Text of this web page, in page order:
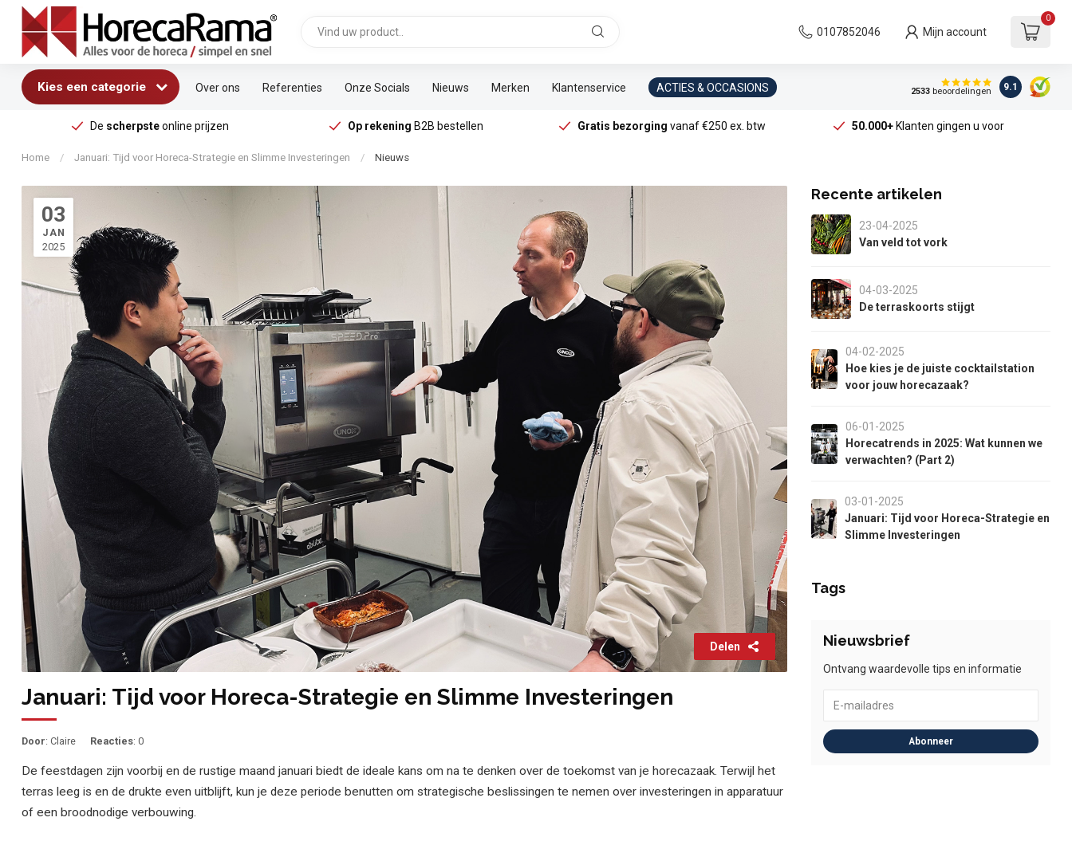
0107852046 Mijn account
0
Kies een categorie Over ons Referenties Onze Socials Nieuws Merken Klantenservice ACTIES & OCCASIONS 2533beoordelingen 9.1
De scherpsteonline prijzen Op rekening B2B bestellen Gratis bezorging vanaf €250 ex. btw 50.000+Klanten gingen u voor
Home / Januari: Tijd voor Horeca-Strategie en Slimme Investeringen / Nieuws
03
JAN
2025
Delen
Januari: Tijd voor Horeca-Strategie en Slimme Investeringen
Door: Claire Reacties: 0
De feestdagen zijn voorbij en de rustige maand januari biedt de ideale kans om na te denken over de toekomst van je horecazaak. Terwijl het
terras leeg is en de drukte even uitblijft, kun je deze periode benutten om strategische beslissingen te nemen over investeringen in apparatuur
of een broodnodige verbouwing.
Recente artikelen
23-04-2025
Van veld tot vork
04-03-2025
De terraskoorts stijgt
04-02-2025
Hoe kies je de juiste cocktailstation
voor jouw horecazaak?
06-01-2025
Horecatrends in 2025: Wat kunnen we
verwachten? (Part 2)
03-01-2025
Januari: Tijd voor Horeca-Strategie en
Slimme Investeringen
Tags
Nieuwsbrief
Ontvang waardevolle tips en informatie
Abonneer